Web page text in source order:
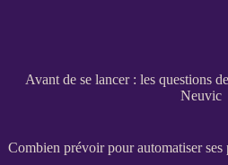
Avant de se lancer : les questions
Neuvic
Combien prévoir pour automatiser ses